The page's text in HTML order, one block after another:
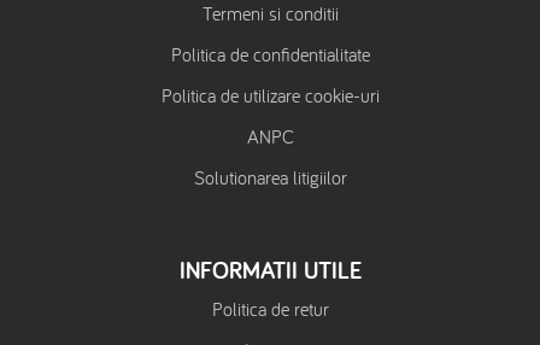
Termeni si conditii
Politica de confidentialitate
Politica de utilizare cookie-uri
ANPC
Solutionarea litigiilor
INFORMATII UTILE
Politica de retur